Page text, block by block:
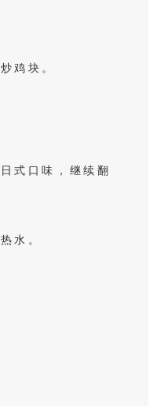
鸡块。
式口味，继续翻
水。